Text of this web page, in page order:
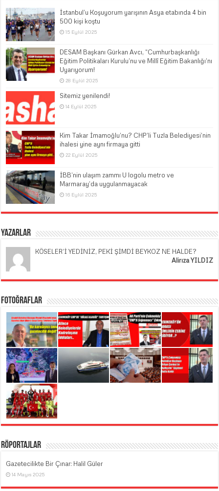
İstanbul’u Koşuyorum yarışının Asya etabında 4 bin
500 kişi koştu
15 Eylül 2025
DESAM Başkanı Gürkan Avcı, “Cumhurbaşkanlığı
Eğitim Politikaları Kurulu’nu ve Millî Eğitim Bakanlığı’nı
Uyarıyorum!
28 Eylül 2025
Sitemiz yenilendi!
14 Eylül 2025
Kim Takar İmamoğlu’nu? CHP’li Tuzla Belediyesi’nin
ihalesi yine aynı firmaya gitti
22 Eylül 2025
İBB’nin ulaşım zammı U logolu metro ve
Marmaray’da uygulanmayacak
16 Eylül 2025
Yazarlar
KÖSELER’İ YEDİNİZ, PEKİ ŞİMDİ BEYKOZ NE HALDE?
Alirıza YILDIZ
Fotoğraflar
Röportajlar
Gazetecilikte Bir Çınar: Halil Güler
14 Mayıs 2025